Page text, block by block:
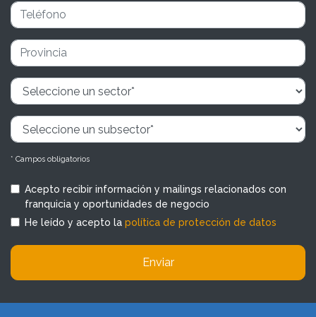
* Campos obligatorios
Acepto recibir información y mailings relacionados con
franquicia y oportunidades de negocio
He leído y acepto la política de protección de datos
Enviar